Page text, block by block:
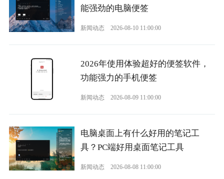
能强劲的电脑便签
新闻动态 2026-08-10 11:00:00
2026年使用体验超好的便签软件，
功能强力的手机便签
新闻动态 2026-08-09 11:00:00
电脑桌面上有什么好用的笔记工
具？PC端好用桌面笔记工具
新闻动态 2026-08-08 11:00:00